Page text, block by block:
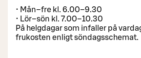
• Mån–fre kl. 6.00–9.30
• Lör–sön kl. 7.00–10.30
På helgdagar som infaller på
frukosten enligt söndagsschemat.